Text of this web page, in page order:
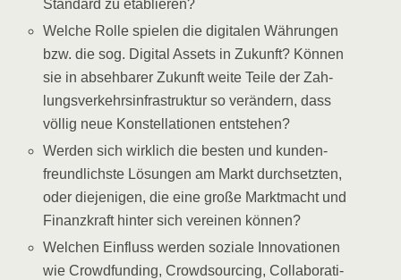
Stan­dard zu etablieren?
Wel­che Rol­le spie­len die digi­ta­len Wäh­run­gen
bzw. die sog. Digi­tal Assets in Zukunft? Kön­nen
sie in abseh­ba­rer Zukunft wei­te Tei­le der Zah­
lungs­ver­kehrs­in­fra­struk­tur so ver­än­dern, dass
völ­lig neue Kon­stel­la­tio­nen entstehen?
Wer­den sich wirk­lich die bes­ten und kun­den­
freund­lichs­te Lösun­gen am Markt durch­setz­ten,
oder die­je­ni­gen, die eine gro­ße Markt­macht und
Finanz­kraft hin­ter sich ver­ei­nen können?
Wel­chen Ein­fluss wer­den sozia­le Inno­va­tio­nen
wie Crowd­fun­ding, Crowd­sour­cing, Col­la­bo­ra­ti­